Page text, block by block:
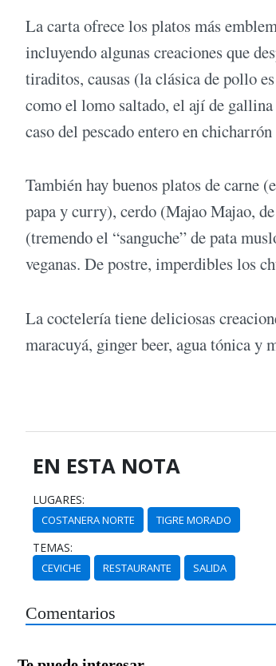
La carta ofrece los platos más
incluyendo algunas creaciones que
tiraditos, causas (la clásica de pollo
como el lomo saltado, el ají de
caso del pescado entero en
También hay buenos platos de
papa y curry), cerdo (Majao Majao,
(tremendo el “sanguche” de pata
veganas. De postre, imperdibles los
La coctelería tiene deliciosas
maracuyá, ginger beer, agua tónica y
EN ESTA NOTA
LUGARES:
COSTANERA NORTE TIGRE MORADO
TEMAS:
CEVICHE RESTAURANTE SALIDA
Comentarios